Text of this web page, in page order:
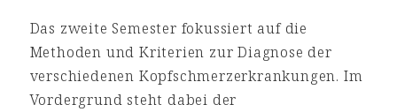
Das zweite Semester fokussiert auf die
Methoden und Kriterien zur Diagnose der
verschiedenen Kopfschmerzerkrankungen. Im
Vordergrund steht dabei der